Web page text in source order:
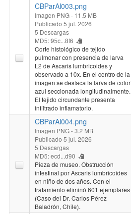
CBParAl003.png
Imagen PNG- 11.5 MB
Publicado 5 jul. 2026
5 Descargas
MD5: 95c...8f6
Corte histológico de tejido
pulmonar con presencia de larva
L2 de Ascaris lumbricoides y
observado a 10x. En el centro de la
imagen se destaca la larva de color
azul seccionada longitudinalmente.
El tejido circundante presenta
infiltrado inflamatorio.
CBParAl004.png
Imagen PNG- 3.2 MB
Publicado 5 jul. 2026
5 Descargas
MD5: ecd...d90
Pieza de museo. Obstrucción
intestinal por Ascaris lumbricoides
en niño de dos años. Con el
tratamiento eliminó 601 ejemplares
(Caso del Dr. Carlos Pérez
Baladrón, Chile).